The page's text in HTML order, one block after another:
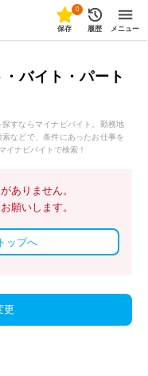
0
保存 履歴 メニュー
バイト・パート
すならマイナビバイト。勤務地
などで、条件にあったお仕事を
イナビバイトで検索！
ありません。
願いします。
ップへ
更